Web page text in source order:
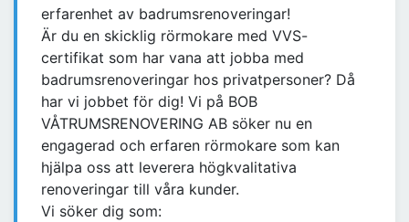
erfarenhet av badrumsrenoveringar!
Är du en skicklig rörmokare med VVS-
certifikat som har vana att jobba med
badrumsrenoveringar hos privatpersoner? Då
har vi jobbet för dig! Vi på BOB
VÅTRUMSRENOVERING AB söker nu en
engagerad och erfaren rörmokare som kan
hjälpa oss att leverera högkvalitativa
renoveringar till våra kunder.
Vi söker dig som: